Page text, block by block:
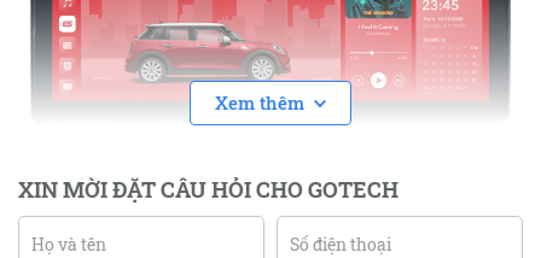
Màn hình Gotech GT12.3i 360 với kích thước 12.3 inch và độ
Xem thêm
XIN MỜI ĐẶT CÂU HỎI CHO GOTECH